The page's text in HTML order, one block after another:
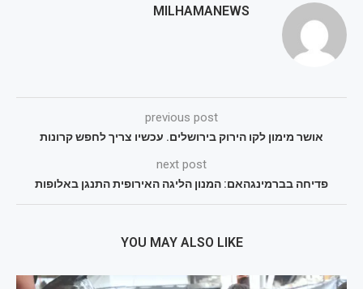
MILHAMANEWS
previous post
אושר מימון לקו הירוק בירושלים. עכשיו צריך לחפש קרונות
next post
פדיחה בברמינגהאם: המנון הליגה האירופית התנגן באלופות
YOU MAY ALSO LIKE